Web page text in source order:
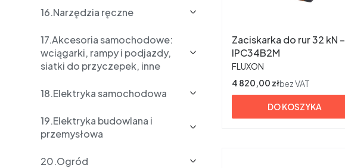
16.Narzędzia ręczne
17.Akcesoria samochodowe:
wciągarki, rampy i podjazdy,
siatki do przyczepek, inne
18.Elektryka samochodowa
19.Elektryka budowlana i
przemysłowa
20.Ogród
Zaciskarka do rur 32 kN –
IPC34B2M
PRODUCENT
FLUXON
Cena
4 820,00 złbez VAT
DO KOSZYKA